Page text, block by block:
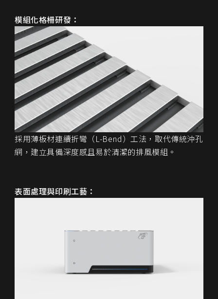
模組化格柵研發：
採用薄板材連續折彎（L-Bend）工法，取代傳統沖孔
網，建立具備深度感且易於清潔的排風模組。
表面處理與印刷工藝：